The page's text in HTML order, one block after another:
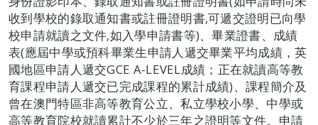
收到學校的錄取通知書或註冊證明書,可遞交證明已向學
校申請就讀之文件,如入學申請書等)、畢業證書、成績
表(應屆中學或預科畢業生申請人遞交畢業平均成績，英
國地區申請人遞交GCE A-LEVEL成績；正在就讀高等教
育課程申請人遞交已完成課程的累計成績)、課程簡介及
曾在澳門特區非高等教育公立、私立學校小學、中學或
高等教育院校就讀累計不少於三年之證明等文件。申請